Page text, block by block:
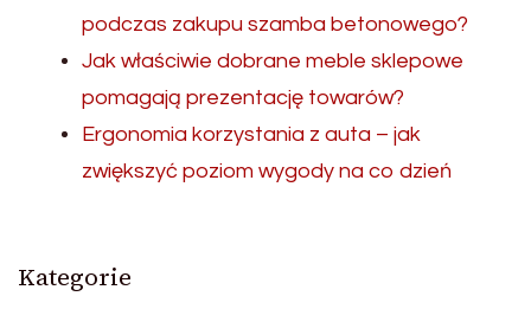
podczas zakupu szamba betonowego?
Jak właściwie dobrane meble sklepowe
pomagają prezentację towarów?
Ergonomia korzystania z auta – jak
zwiększyć poziom wygody na co dzień
Kategorie